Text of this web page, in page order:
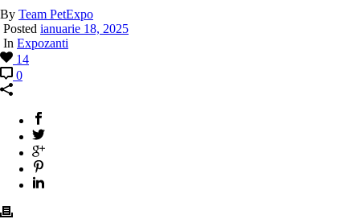
By Team PetExpo
Posted ianuarie 18, 2025
In Expozanti
14
0